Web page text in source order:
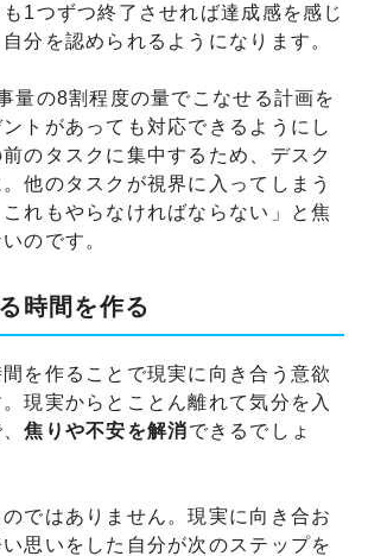
1つずつ終了させれば達成感を感じ
分を認められるようになります。
量の8割程度の量でこなせる計画を
トがあっても対応できるようにし
のタスクに集中するため、デスク
他のタスクが視界に入ってしまう
れもやらなければならない」と焦
のです。
時間を作る
を作ることで現実に向き合う意欲
現実からとことん離れて気分を入
、焦りや不安を解消できるでしょ
ではありません。現実に向き合お
思いをした自分が次のステップを